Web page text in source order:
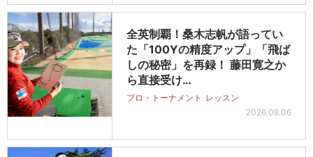
全英制覇！桑木志帆が語ってい
た「100Yの精度アップ」「飛ば
しの秘密」を再録！ 藤田寛之か
ら直接受け…
プロ・トーナメント レッスン
2026.08.06